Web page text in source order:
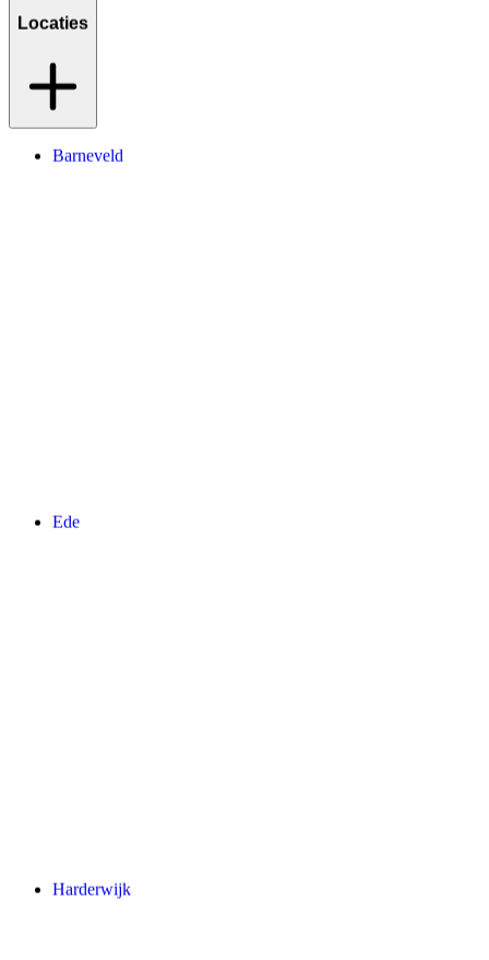
Locaties
Barneveld
Ede
Harderwijk